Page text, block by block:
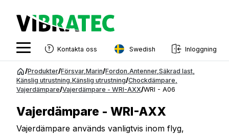
Hoppa
innehåll
Kontakta oss Swedish
English
Swedish
French
Inloggning
/Produkter/Försvar, Marin/Fordon Antenner, Säkrad last
Känslig utrustning Känslig utrustning/Chockdämpare
Vajerdämpare/Vajerdämpare - WRI-AXX/WRI - A06
Vajerdämpare - WRI-AXX
Vajerdämpare används vanligtvis inom flyg,